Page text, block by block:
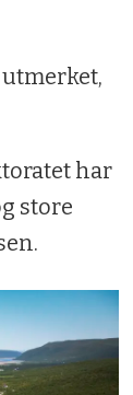
har
store